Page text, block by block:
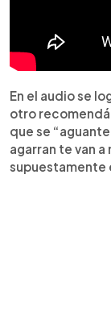
En el audio se
otro
que se
agarran te van
supuestamente